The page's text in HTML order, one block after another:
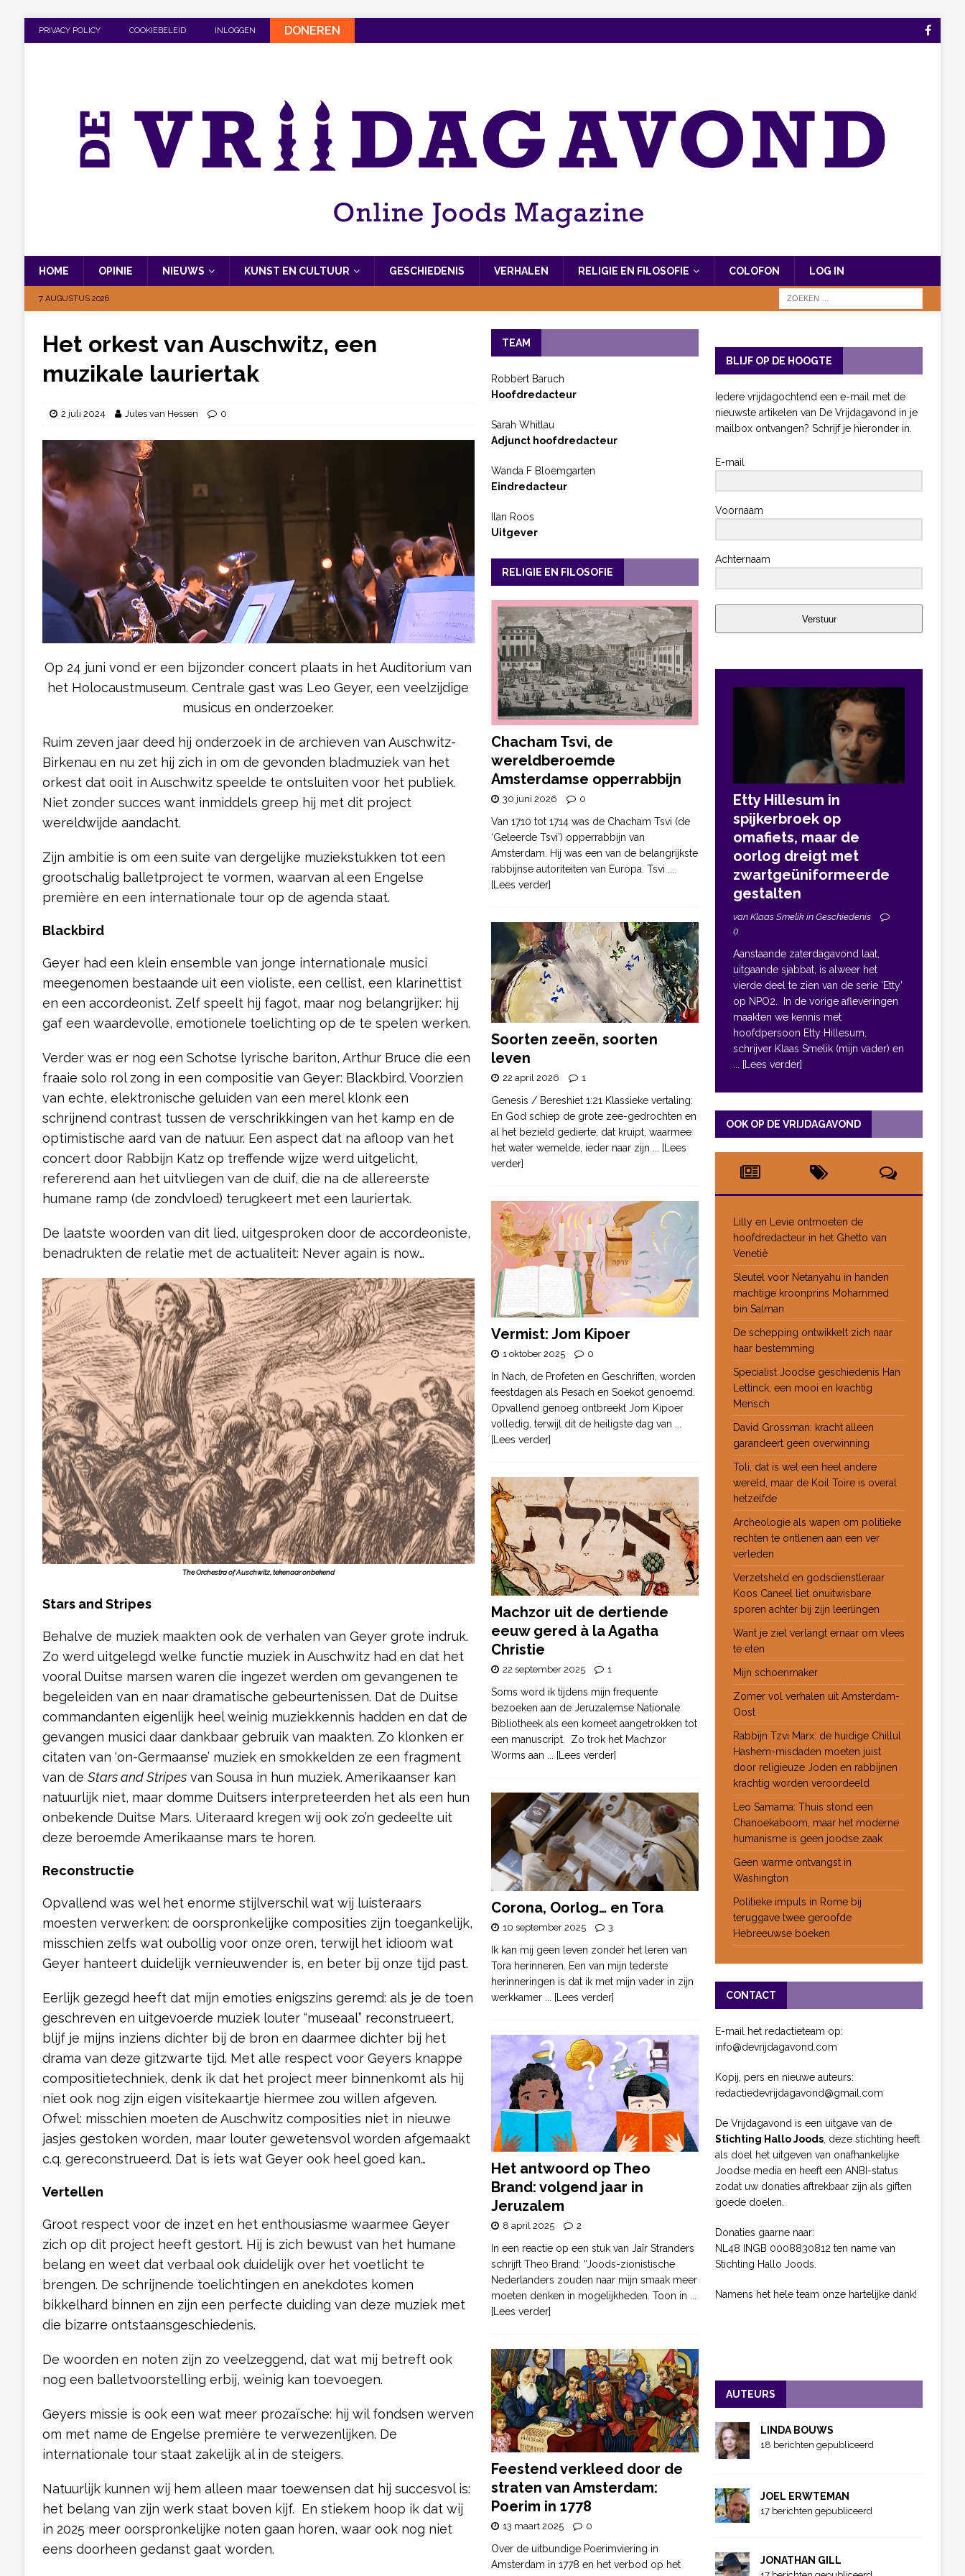
PRIVACY POLICY COOKIEBELEID INLOGGEN DONEREN
HOME OPINIE NIEUWS KUNST EN CULTUUR GESCHIEDENIS VERHALEN RELIGIE EN FILOSOFIE COLOFON LOG IN
7 AUGUSTUS 2026
Het orkest van Auschwitz, een
muzikale lauriertak
2 juli 2024 Jules van Hessen 0
Op 24 juni vond er een bijzonder concert plaats in het Auditorium van
het Holocaustmuseum. Centrale gast was Leo Geyer, een veelzijdige
musicus en onderzoeker.
Ruim zeven jaar deed hij onderzoek in de archieven van Auschwitz-
Birkenau en nu zet hij zich in om de gevonden bladmuziek van het
orkest dat ooit in Auschwitz speelde te ontsluiten voor het publiek.
Niet zonder succes want inmiddels greep hij met dit project
wereldwijde aandacht.
Zijn ambitie is om een suite van dergelijke muziekstukken tot een
grootschalig balletproject te vormen, waarvan al een Engelse
première en een internationale tour op de agenda staat.
Blackbird
Geyer had een klein ensemble van jonge internationale musici
meegenomen bestaande uit een violiste, een cellist, een klarinettist
en een accordeonist. Zelf speelt hij fagot, maar nog belangrijker: hij
gaf een waardevolle, emotionele toelichting op de te spelen werken.
Verder was er nog een Schotse lyrische bariton, Arthur Bruce die een
fraaie solo rol zong in een compositie van Geyer: Blackbird. Voorzien
van echte, elektronische geluiden van een merel klonk een
schrijnend contrast tussen de verschrikkingen van het kamp en de
optimistische aard van de natuur. Een aspect dat na afloop van het
concert door Rabbijn Katz op treffende wijze werd uitgelicht,
refererend aan het uitvliegen van de duif, die na de allereerste
humane ramp (de zondvloed) terugkeert met een lauriertak.
De laatste woorden van dit lied, uitgesproken door de accordeoniste,
benadrukten de relatie met de actualiteit: Never again is now…
The Orchestra of Auschwitz, tekenaar onbekend
Stars and Stripes
Behalve de muziek maakten ook de verhalen van Geyer grote indruk.
Zo werd uitgelegd welke functie muziek in Auschwitz had en dat het
vooral Duitse marsen waren die ingezet werden om gevangenen te
begeleiden van en naar dramatische gebeurtenissen. Dat de Duitse
commandanten eigenlijk heel weinig muziekkennis hadden en dat de
gevangen musici daar dankbaar gebruik van maakten. Zo klonken er
citaten van ‘on-Germaanse’ muziek en smokkelden ze een fragment
van de Stars and Stripesvan Sousa in hun muziek. Amerikaanser kan
natuurlijk niet, maar domme Duitsers interpreteerden het als een hun
onbekende Duitse Mars. Uiteraard kregen wij ook zo’n gedeelte uit
deze beroemde Amerikaanse mars te horen.
Reconstructie
Opvallend was wel het enorme stijlverschil wat wij luisteraars
moesten verwerken: de oorspronkelijke composities zijn toegankelijk,
misschien zelfs wat oubollig voor onze oren, terwijl het idioom wat
Geyer hanteert duidelijk vernieuwender is, en beter bij onze tijd past.
Eerlijk gezegd heeft dat mijn emoties enigszins geremd: als je de toen
geschreven en uitgevoerde muziek louter “museaal” reconstrueert,
blijf je mijns inziens dichter bij de bron en daarmee dichter bij het
drama van deze gitzwarte tijd. Met alle respect voor Geyers knappe
compositietechniek, denk ik dat het project meer binnenkomt als hij
niet ook nog zijn eigen visitekaartje hiermee zou willen afgeven.
Ofwel: misschien moeten de Auschwitz composities niet in nieuwe
jasjes gestoken worden, maar louter gewetensvol worden afgemaakt
c.q. gereconstrueerd. Dat is iets wat Geyer ook heel goed kan…
Vertellen
Groot respect voor de inzet en het enthousiasme waarmee Geyer
zich op dit project heeft gestort. Hij is zich bewust van het humane
belang en weet dat verbaal ook duidelijk over het voetlicht te
brengen. De schrijnende toelichtingen en anekdotes komen
bikkelhard binnen en zijn een perfecte duiding van deze muziek met
die bizarre ontstaansgeschiedenis.
De woorden en noten zijn zo veelzeggend, dat wat mij betreft ook
nog een balletvoorstelling erbij, weinig kan toevoegen.
Geyers missie is ook een wat meer prozaïsche: hij wil fondsen werven
om met name de Engelse première te verwezenlijken. De
internationale tour staat zakelijk al in de steigers.
Natuurlijk kunnen wij hem alleen maar toewensen dat hij succesvol is:
het belang van zijn werk staat boven kijf. En stiekem hoop ik dat wij
in 2025 meer oorspronkelijke noten gaan horen, waar ook nog niet
eens doorheen gedanst gaat worden.
TEAM
Robbert Baruch
Hoofdredacteur
Sarah Whitlau
Adjunct hoofdredacteur
Wanda F Bloemgarten
Eindredacteur
Ilan Roos
Uitgever
RELIGIE EN FILOSOFIE
Chacham Tsvi, de
wereldberoemde
Amsterdamse opperrabbijn
30 juni 2026 0
Van 1710 tot 1714 was de Chacham Tsvi (de
‘Geleerde Tsvi’) opperrabbijn van
Amsterdam. Hij was een van de belangrijkste
rabbijnse autoriteiten van Europa. Tsvi
[Lees verder]
Soorten zeeën, soorten
leven
22 april 2026 1
Genesis / Bereshiet 1:21 Klassieke vertaling:
En God schiep de grote zee-gedrochten en
al het bezield gedierte, dat kruipt, waarmee
het water wemelde, ieder naar zijn ... [Lees
verder]
Vermist: Jom Kipoer
1 oktober 2025 0
In Nach, de Profeten en Geschriften, worden
feestdagen als Pesach en Soekot genoemd.
Opvallend genoeg ontbreekt Jom Kipoer
volledig, terwijl dit de heiligste dag van
[Lees verder]
Machzor uit de dertiende
eeuw gered à la Agatha
Christie
22 september 2025 1
Soms word ik tijdens mijn frequente
bezoeken aan de Jeruzalemse Nationale
Bibliotheek als een komeet aangetrokken tot
een manuscript. Zo trok het Machzor
Worms aan ... [Lees verder]
Corona, Oorlog… en Tora
10 september 2025 3
Ik kan mij geen leven zonder het leren van
Tora herinneren. Een van mijn tederste
herinneringen is dat ik met mijn vader in zijn
werkkamer ... [Lees verder]
Het antwoord op Theo
Brand: volgend jaar in
Jeruzalem
8 april 2025 2
In een reactie op een stuk van Jaïr Stranders
schrijft Theo Brand: “Joods-zionistische
Nederlanders zouden naar mijn smaak meer
moeten denken in mogelijkheden. Toon in
[Lees verder]
Feestend verkleed door de
straten van Amsterdam:
Poerim in 1778
13 maart 2025 0
Over de uitbundige Poerimviering in
Amsterdam in 1778 en het verbod op het
BLIJF OP DE HOOGTE
Iedere vrijdagochtend een e-mail met de
nieuwste artikelen van De Vrijdagavond in je
mailbox ontvangen? Schrijf je hieronder in.
E-mail
Voornaam
Achternaam
Verstuur
Etty Hillesum in
spijkerbroek op
omafiets, maar de
oorlog dreigt met
zwartgeüniformeerde
gestalten
van Klaas Smelik in Geschiedenis
0
Aanstaande zaterdagavond laat,
uitgaande sjabbat, is alweer het
vierde deel te zien van de serie ‘Etty’
op NPO2. In de vorige afleveringen
maakten we kennis met
hoofdpersoon Etty Hillesum,
schrijver Klaas Smelik (mijn vader) en
... [Lees verder]
OOK OP DE VRIJDAGAVOND
Lilly en Levie ontmoeten de
hoofdredacteur in het Ghetto van
Venetië
Sleutel voor Netanyahu in handen
machtige kroonprins Mohammed
bin Salman
De schepping ontwikkelt zich naar
haar bestemming
Specialist Joodse geschiedenis Han
Lettinck, een mooi en krachtig
Mensch
David Grossman: kracht alleen
garandeert geen overwinning
Toli, dat is wel een heel andere
wereld, maar de Koil Toire is overal
hetzelfde
Archeologie als wapen om politieke
rechten te ontlenen aan een ver
verleden
Verzetsheld en godsdienstleraar
Koos Caneel liet onuitwisbare
sporen achter bij zijn leerlingen
Want je ziel verlangt ernaar om vlees
te eten
Mijn schoenmaker
Zomer vol verhalen uit Amsterdam-
Oost
Rabbijn Tzvi Marx: de huidige Chillul
Hashem-misdaden moeten juist
door religieuze Joden en rabbijnen
krachtig worden veroordeeld
Leo Samama: Thuis stond een
Chanoekaboom, maar het moderne
humanisme is geen joodse zaak
Geen warme ontvangst in
Washington
Politieke impuls in Rome bij
teruggave twee geroofde
Hebreeuwse boeken
CONTACT
E-mail het redactieteam op:
info@devrijdagavond.com
Kopij, pers en nieuwe auteurs:
redactiedevrijdagavond@gmail.com
De Vrijdagavond is een uitgave van de
Stichting Hallo Joods, deze stichting heeft
als doel het uitgeven van onafhankelijke
Joodse media en heeft een ANBI-status
zodat uw donaties aftrekbaar zijn als giften
goede doelen.
Donaties gaarne naar:
NL48 INGB 0008830812 ten name van
Stichting Hallo Joods.
Namens het hele team onze hartelijke dank!
AUTEURS
LINDA BOUWS
18 berichten gepubliceerd
JOEL ERWTEMAN
17 berichten gepubliceerd
JONATHAN GILL